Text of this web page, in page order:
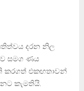
දරන නිල
සමග ණය
කරගත් එකඟතාවන්
කැමතියි.